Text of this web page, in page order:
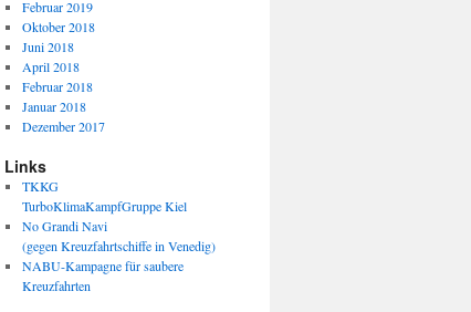
Februar 2019
Oktober 2018
Juni 2018
April 2018
Februar 2018
Januar 2018
Dezember 2017
Links
TKKG
TurboKlimaKampfGruppe Kiel
No Grandi Navi
(gegen Kreuzfahrtschiffe in Venedig)
NABU-Kampagne für saubere
Kreuzfahrten